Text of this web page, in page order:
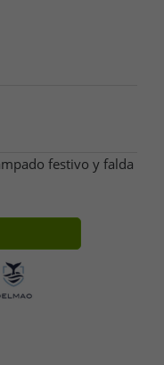
festivo y falda